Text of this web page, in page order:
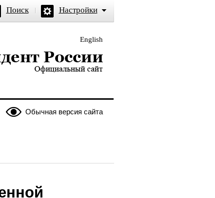
Поиск Настройки
English
— официальный сайт
Обычная версия сайта